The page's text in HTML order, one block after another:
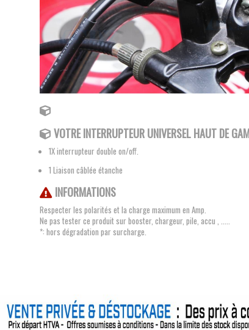
VOTRE INTERRUPTEUR UNIVERSELHAUT DE
1X interrupteur double on/off.
1 Liaison câblée étanche
INFORMATIONS
Respecter les polarités et la charge maximum en Amp.
Ne pas tester ce produit sur booster, chargeur, pile, accu , .....
*: hors dégradation par surcharge.